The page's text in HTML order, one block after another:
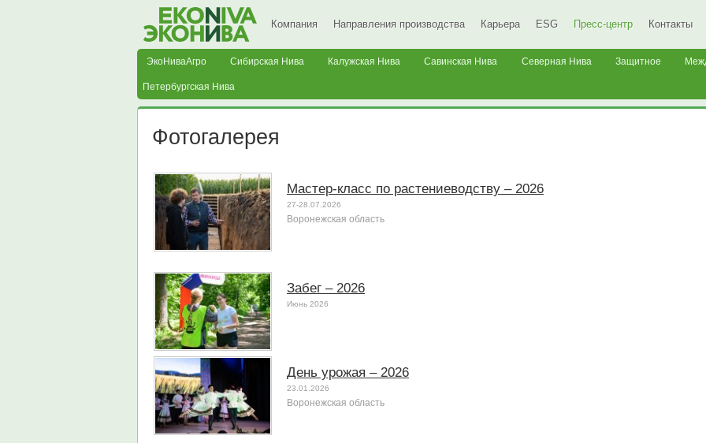
Компания Направления производства Карьера ESG Пресс-центр Контакты
ЭкоНиваАгро Сибирская Нива Калужская Нива Савинская Нива Северная Нива Защитное
Петербургская Нива
Фотогалерея
Мастер-класс по растениеводству – 2026
27-28.07.2026
Воронежская область
Забег – 2026
Июнь 2026
День урожая – 2026
23.01.2026
Воронежская область